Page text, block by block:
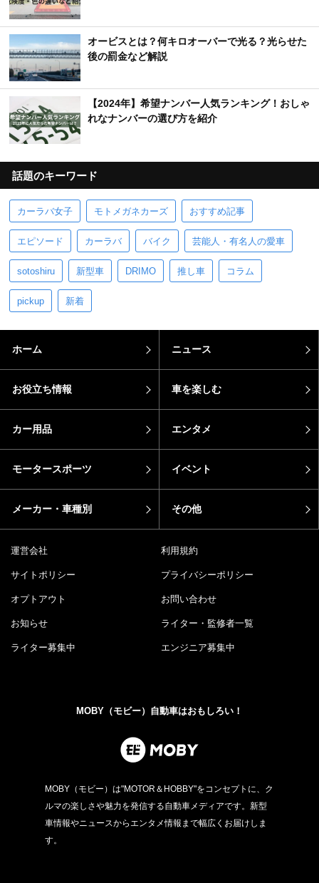
オービスとは？何キロオーバーで光る？光らせた
後の罰金など解説
【2024年】希望ナンバー人気ランキング！おしゃ
れなナンバーの選び方を紹介
話題のキーワード
カーラバ女子 モトメガネカーズ おすすめ記事
エピソード カーラバ バイク 芸能人・有名人の愛車
sotoshiru 新型車 DRIMO 推し車 コラム
pickup 新着
ホーム ニュース
お役立ち情報 車を楽しむ
カー用品 エンタメ
モータースポーツ イベント
メーカー・車種別 その他
運営会社 利用規約
サイトポリシー プライバシーポリシー
オプトアウト お問い合わせ
お知らせ ライター・監修者一覧
ライター募集中 エンジニア募集中
MOBY（モビー）自動車はおもしろい！
MOBY（モビー）は"MOTOR＆HOBBY"をコンセプトに、ク
ルマの楽しさや魅力を発信する自動車メディアです。新型
車情報やニュースからエンタメ情報まで幅広くお届けしま
す。